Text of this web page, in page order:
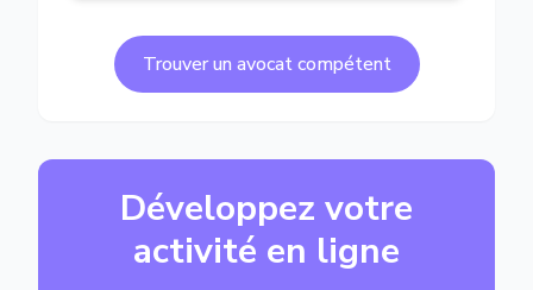
Trouver un avocat compétent
Développez votre
activité en ligne